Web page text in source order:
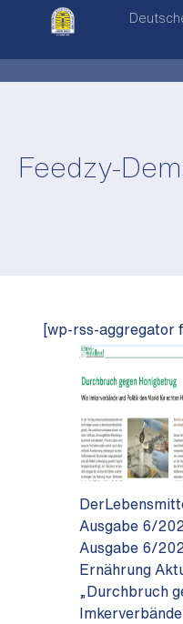
Feedzy-
[wp-rss-aggregator
Ausgabe 6/
Ausgabe 6/
Ernährung
„Durchbruch